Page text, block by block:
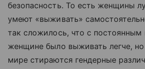
безопасность. То есть женщины
умеют «выживать»
так сложилось, что с постоянным
женщине было выживать легче,
мире стираются гендерные